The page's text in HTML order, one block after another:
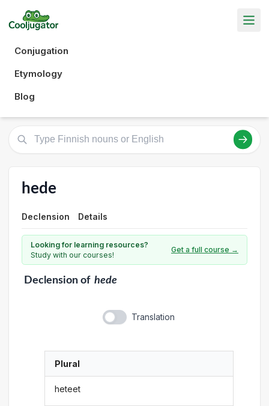
Conjugation
Etymology
Blog
hede
Declension Details
Looking for learning resources?
Study with our courses!
Get a full course →
Declensionof hede
Translation
Plural
heteet